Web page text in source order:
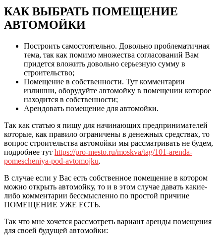
КАК ВЫБРАТЬ ПОМЕЩЕНИЕ
АВТОМОЙКИ
Построить самостоятельно. Довольно проблематичная
тема, так как помимо множества согласований Вам
придется вложить довольно серьезную сумму в
строительство;
Помещение в собственности. Тут комментарии
излишни, оборудуйте автомойку в помещении которое
находится в собственности;
Арендовать помещение для автомойки.
Так как статью я пишу для начинающих предпринимателей
которые, как правило ограничены в денежных средствах, то
вопрос строительства автомойки мы рассматривать не будем,
подробнее тут https://pro-mesto.ru/moskva/tag/101-arenda-
pomescheniya-pod-avtomojku.
В случае если у Вас есть собственное помещение в котором
можно открыть автомойку, то и в этом случае давать какие-
либо комментарии бессмысленно по простой причине
ПОМЕЩЕНИЕ УЖЕ ЕСТЬ.
Так что мне хочется рассмотреть вариант аренды помещения
для своей будущей автомойки: